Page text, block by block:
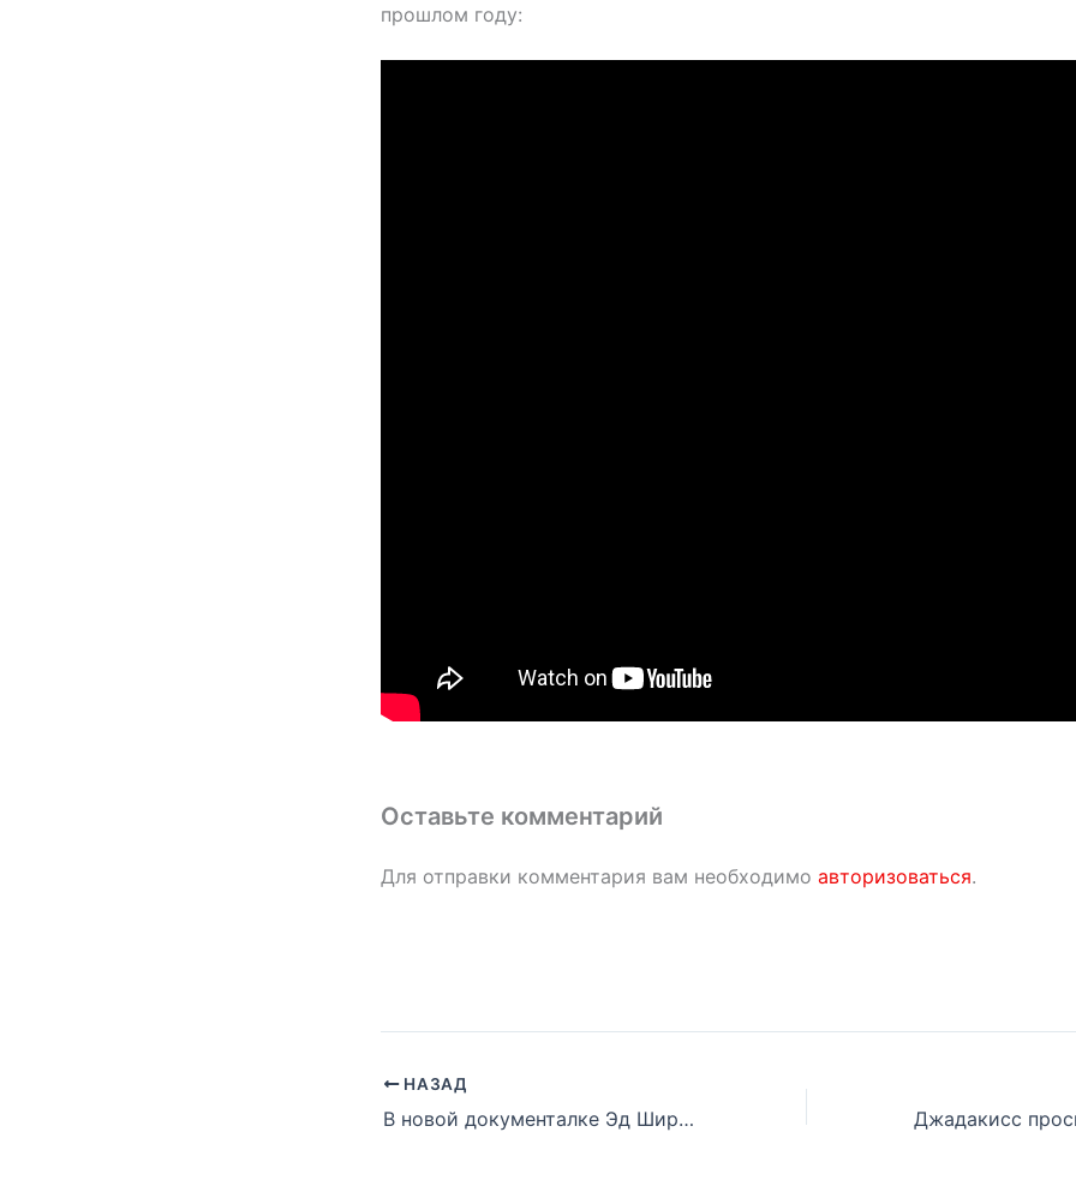
прошлом году:
Оставьте комментарий
Для отправки комментария вам необходимо авторизоваться.
НАЗАД
В новой документалке Эд Ширан рассказал о большой роли Эминема в его жизни